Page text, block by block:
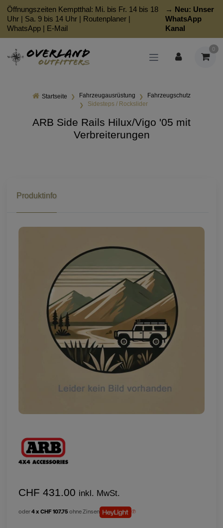
Öffnungszeiten Kemptthal: Mi. bis Fr. 14 bis 18
Uhr | Sa. 9 bis 14 Uhr | Routenplaner |
WhatsApp | E-Mail
→ Neu: Unser
WhatsApp
Kanal
0
Startseite Fahrzeugausrüstung
Fahrzeugschutz
Sidesteps / Rockslider
ARB Side Rails Hilux/Vigo '05 mit
Verbreiterungen
Produktinfo
CHF 431.00 inkl. MwSt.
oder4 x CHF 107.75 ohne Zinsen